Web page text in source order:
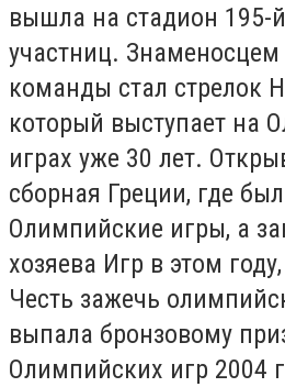
вышла на стадион 195-
участниц. Знаменосцем
команды стал стрелок
который выступает на
играх уже 30 лет.
сборная Греции, где
Олимпийские игры, а
хозяева Игр в этом
Честь зажечь
выпала бронзовому
Олимпийских игр 2004